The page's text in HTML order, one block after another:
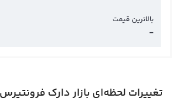
بالاترین قیمت
-
تغییرات لحظه‌ای بازار دارک فرونتیرس